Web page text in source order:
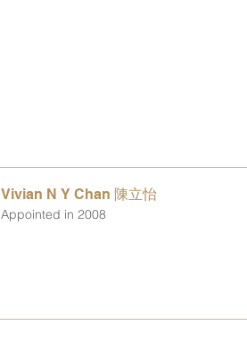
Vivian N Y Chan 陳立怡
Appointed in 2008